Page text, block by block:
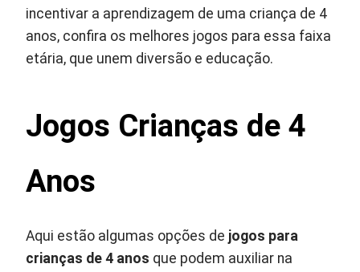
incentivar a aprendizagem de uma criança de 4
anos, confira os melhores jogos para essa faixa
etária, que unem diversão e educação.
Jogos Crianças de 4
Anos
Aqui estão algumas opções de jogos para
crianças de 4 anos que podem auxiliar na